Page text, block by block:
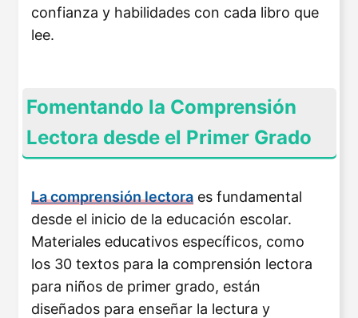
confianza y habilidades con cada libro que
lee.
Fomentando la Comprensión
Lectora desde el Primer Grado
La comprensión lectora es fundamental
desde el inicio de la educación escolar.
Materiales educativos específicos, como
los 30 textos para la comprensión lectora
para niños de primer grado, están
diseñados para enseñar la lectura y